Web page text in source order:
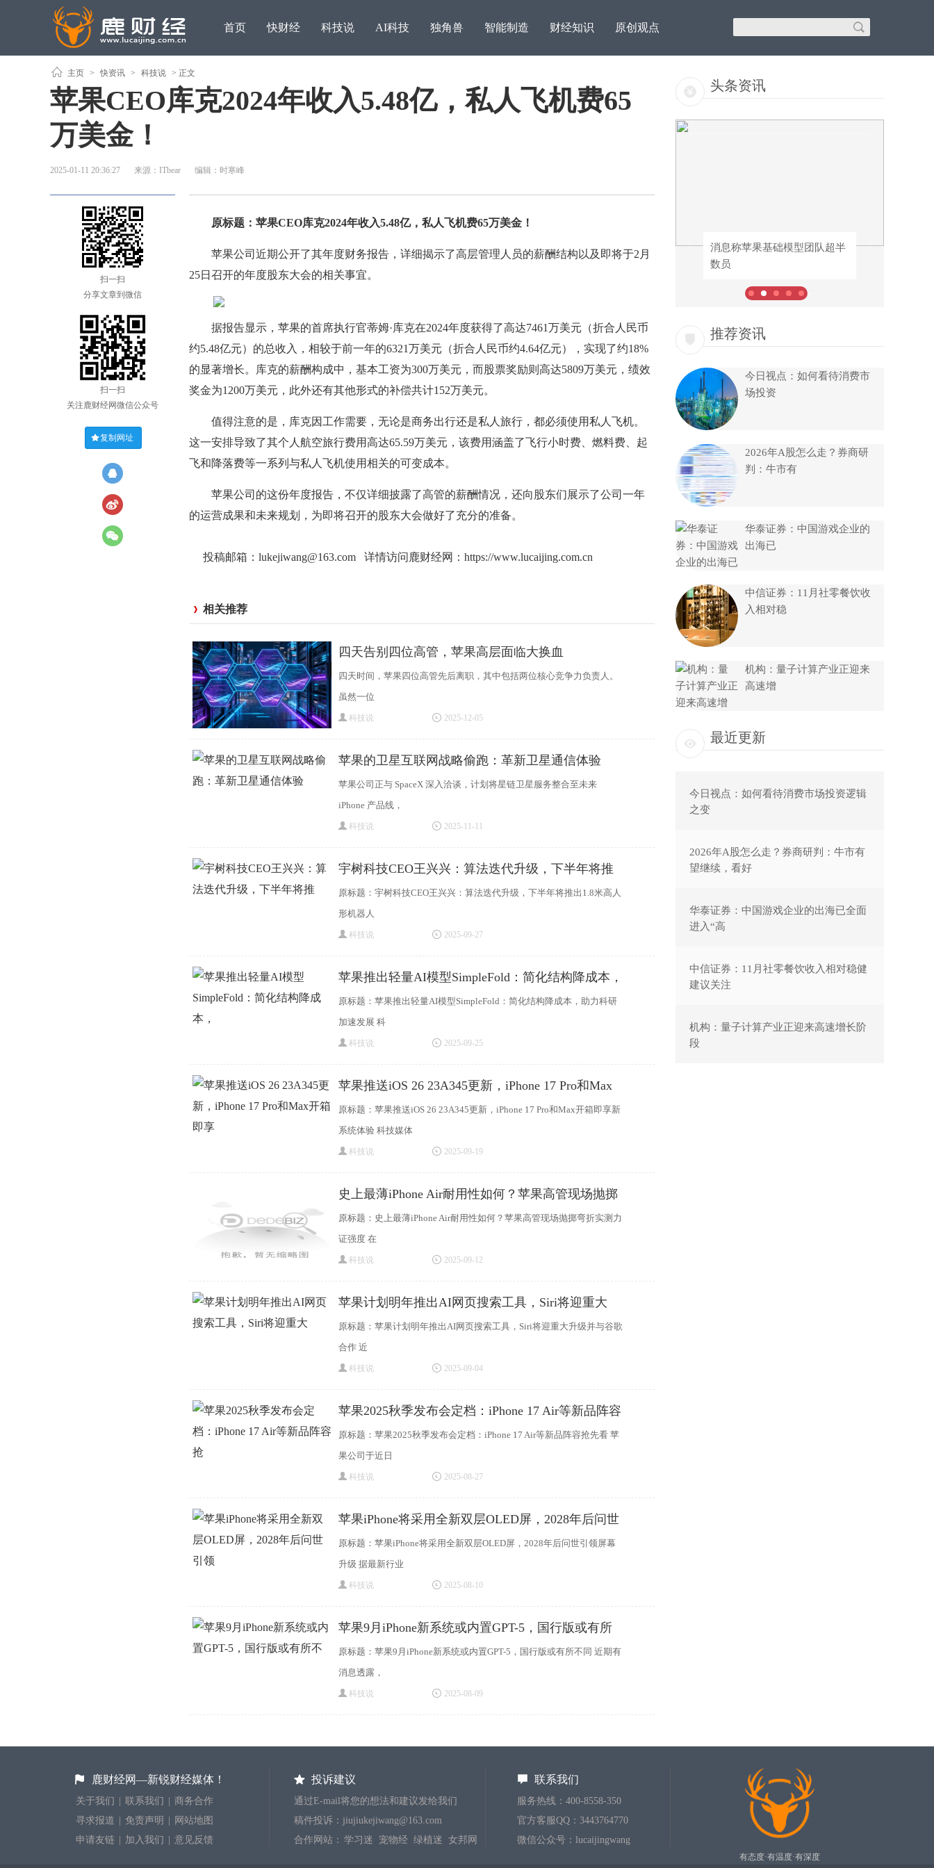
首页 快财经 科技说 AI科技 独角兽 智能制造 财经知识 原创观点
主页 > 快资讯 > 科技说 > 正文
苹果CEO库克2024年收入5.48亿，私人飞机费65
万美金！
2025-01-11 20:36:27 来源：ITbear 编辑：时寒峰
扫一扫
分享文章到微信
扫一扫
关注鹿财经网微信公众号
复制网址
原标题：苹果CEO库克2024年收入5.48亿，私人飞机费65万美金！
苹果公司近期公开了其年度财务报告，详细揭示了高层管理人员的薪酬结构以及即将于2月
25日召开的年度股东大会的相关事宜。
据报告显示，苹果的首席执行官蒂姆·库克在2024年度获得了高达7461万美元（折合人民币
约5.48亿元）的总收入，相较于前一年的6321万美元（折合人民币约4.64亿元），实现了约18%
的显著增长。库克的薪酬构成中，基本工资为300万美元，而股票奖励则高达5809万美元，绩效
奖金为1200万美元，此外还有其他形式的补偿共计152万美元。
值得注意的是，库克因工作需要，无论是商务出行还是私人旅行，都必须使用私人飞机。
这一安排导致了其个人航空旅行费用高达65.59万美元，该费用涵盖了飞行小时费、燃料费、起
飞和降落费等一系列与私人飞机使用相关的可变成本。
苹果公司的这份年度报告，不仅详细披露了高管的薪酬情况，还向股东们展示了公司一年
的运营成果和未来规划，为即将召开的股东大会做好了充分的准备。
投稿邮箱：lukejiwang@163.com 详情访问鹿财经网： https://www.lucaijing.com.cn
相关推荐
四天告别四位高管，苹果高层面临大换血
四天时间，苹果四位高管先后离职，其中包括两位核心竞争力负责人。
虽然一位
科技说 2025-12-05
苹果的卫星互联网战略偷跑：革新卫星通信体验
苹果公司正与 SpaceX 深入洽谈，计划将星链卫星服务整合至未来
iPhone 产品线，
科技说 2025-11-11
宇树科技CEO王兴兴：算法迭代升级，下半年将推
原标题：宇树科技CEO王兴兴：算法迭代升级，下半年将推出1.8米高人
形机器人
科技说 2025-09-27
苹果推出轻量AI模型SimpleFold：简化结构降成本，
原标题：苹果推出轻量AI模型SimpleFold：简化结构降成本，助力科研
加速发展 科
科技说 2025-09-25
苹果推送iOS 26 23A345更新，iPhone 17 Pro和Max
开箱即享
原标题：苹果推送iOS 26 23A345更新，iPhone 17 Pro和Max开箱即享新
系统体验 科技媒体
科技说 2025-09-19
史上最薄iPhone Air耐用性如何？苹果高管现场抛掷
原标题：史上最薄iPhone Air耐用性如何？苹果高管现场抛掷弯折实测力
证强度 在
科技说 2025-09-12
苹果计划明年推出AI网页搜索工具，Siri将迎重大
原标题：苹果计划明年推出AI网页搜索工具，Siri将迎重大升级并与谷歌
合作 近
科技说 2025-09-04
苹果2025秋季发布会定档：iPhone 17 Air等新品阵容
抢
原标题：苹果2025秋季发布会定档：iPhone 17 Air等新品阵容抢先看 苹
果公司于近日
科技说 2025-08-27
苹果iPhone将采用全新双层OLED屏，2028年后问世
引领
原标题：苹果iPhone将采用全新双层OLED屏，2028年后问世引领屏幕
升级 据最新行业
科技说 2025-08-10
苹果9月iPhone新系统或内置GPT-5，国行版或有所
不
原标题：苹果9月iPhone新系统或内置GPT-5，国行版或有所不同 近期有
消息透露，
科技说 2025-08-09
头条资讯
英伟达高管：日本不再是机器
消息称苹果基础模型团队超半
数员
消息称苹果基础模型团队超半
数员
推荐资讯
今日视点：如何看待消费市
场投资
2026年A股怎么走？券商研
判：牛市有
华泰证券：中国游戏企业的
出海已
中信证券：11月社零餐饮收
入相对稳
机构：量子计算产业正迎来
高速增
最近更新
今日视点：如何看待消费市场投资逻辑
之变
2026年A股怎么走？券商研判：牛市有
望继续，看好
华泰证券：中国游戏企业的出海已全面
进入“高
中信证券：11月社零餐饮收入相对稳健
建议关注
机构：量子计算产业正迎来高速增长阶
段
鹿财经网—新锐财经媒体！
关于我们 联系我们
商务合作
寻求报道
免责声明
网站地图
申请友链
加入我们 意见反馈
投诉建议
通过E-mail将您的想法和建议发给我们
稿件投诉：jiujiukejiwang@163.com
合作网站： 学习迷 宠物经 绿植迷 女邦网
联系我们
服务热线：400-8558-350
官方客服QQ：3443764770
微信公众号：lucaijingwang
有态度·有温度·有深度